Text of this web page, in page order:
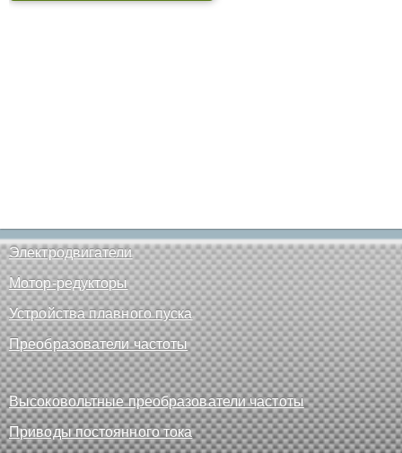
Электродвигатели
Мотор-редукторы
Устройства плавного пуска
Преобразователи частоты
Высоковольтные преобразователи частоты
Приводы постоянного тока